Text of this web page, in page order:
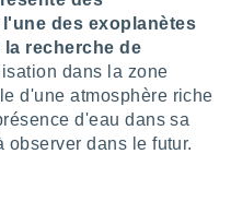
des exoplanètes
recherche de
dans la zone
d'une atmosphère riche
d'eau dans sa
observer dans le futur.